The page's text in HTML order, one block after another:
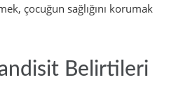
çocuğun sağlığını korumak
Belirtileri